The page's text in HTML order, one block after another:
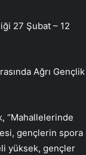
27 Şubat – 12
Ağrı Gençlik
“Mahallelerinde
gençlerin spora
yüksek, gençler